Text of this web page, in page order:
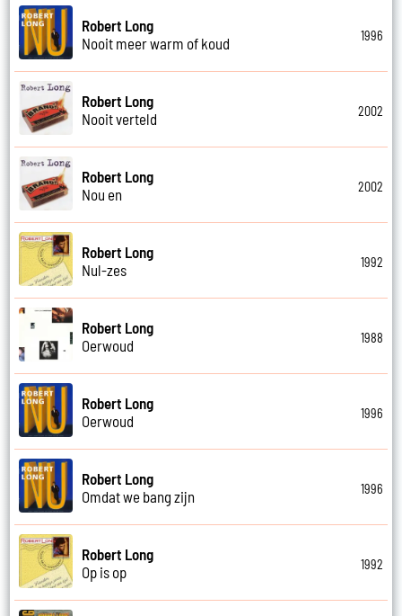
Robert Long
Nooit meer warm of koud
1996
Robert Long
Nooit verteld
2002
Robert Long
Nou en
2002
Robert Long
Nul-zes
1992
Robert Long
Oerwoud
1988
Robert Long
Oerwoud
1996
Robert Long
Omdat we bang zijn
1996
Robert Long
Op is op
1992